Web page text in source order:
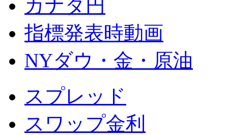
カナダ円
指標発表時動画
NYダウ・金・原油
スプレッド
スワップ金利